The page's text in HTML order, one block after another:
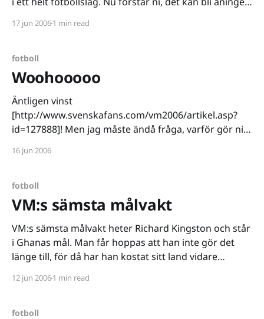
Michael Essien, Stephen Appiah, Asamoah Gyan och
17 jun 20061 min read
fotboll
Woohooooo
Äntligen vinst
[http://www.svenskafans.com/vm2006/artikel.asp?
id=127888]! Men jag måste ändå fråga, varför gör ni
16 jun 2006
fotboll
VM:s sämsta målvakt
VM:s sämsta målvakt heter Richard Kingston och står
i Ghanas mål. Man får hoppas att han inte gör det
länge till, för då har han kostat sitt land vidare
då Ghana spelar juga bonita. Det är inte bra när en
12 jun 20061 min read
fotboll